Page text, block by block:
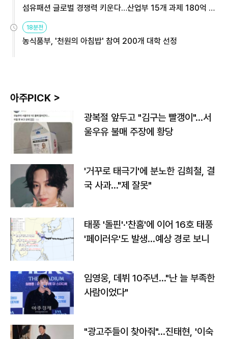
섬유패션 글로벌 경쟁력 키운다…산업부 15개 과제 180억 지
원
18분전
농식품부, '천원의 아침밥' 참여 200개 대학 선정
아주PICK >
광복절 앞두고 "김구는 빨갱이"…서
울우유 불매 주장에 황당
'거꾸로 태극기'에 분노한 김희철, 결
국 사과…"제 잘못"
태풍 '돌핀'·'찬홈'에 이어 16호 태풍
'페이러우'도 발생…예상 경로 보니
임영웅, 데뷔 10주년…"난 늘 부족한
사람이었다"
"광고주들이 찾아줘"…진태현, '이숙